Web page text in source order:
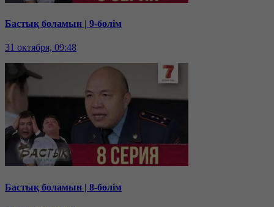
Бастық боламын | 9-бөлім
31 октября, 09:48
Бастық боламын | 8-бөлім